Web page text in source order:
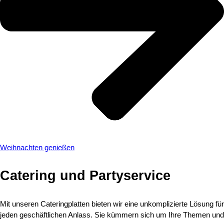
Weihnachten genießen
Catering und Partyservice​
Mit unseren Cateringplatten bieten wir eine unkomplizierte Lösung für
jeden geschäftlichen Anlass. Sie kümmern sich um Ihre Themen und